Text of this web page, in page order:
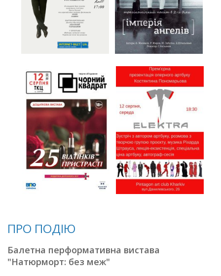
ПРО ПОДІЮ
Балетна перформативна вистава
"Натюрморт: без меж"